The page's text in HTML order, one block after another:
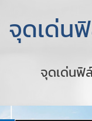
จุดเด่น
จุดเด่นฟิ